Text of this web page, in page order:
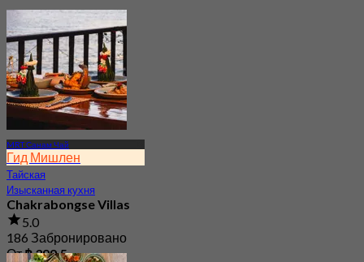
MRT Санам Чай
Гид Мишлен
Тайская
Изысканная кухня
Chakrabongse Villas
5.0
186 Забронировано
От฿ 399.5